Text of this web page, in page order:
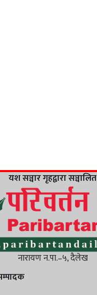
यश सञ्चार गृहद्वारा सञ्चालित
नारायण न.पा.–५, दैलेख